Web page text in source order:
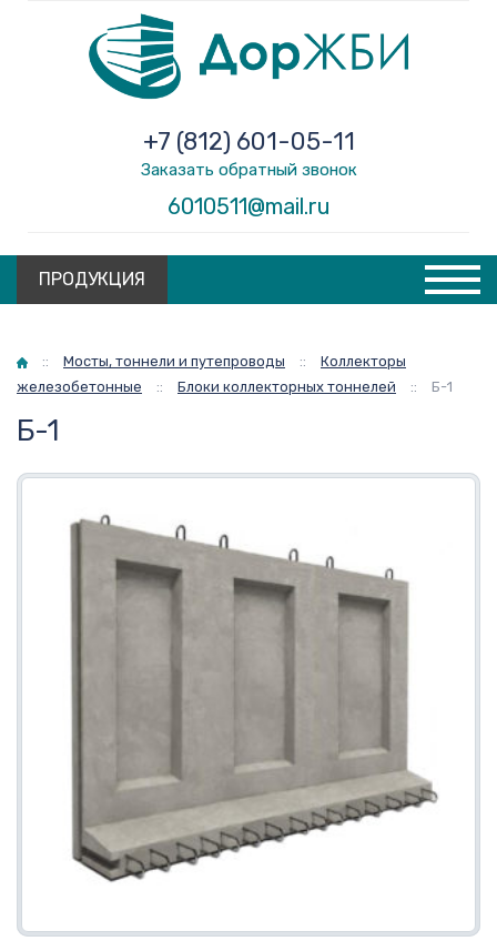
6010511@mail.ru
+7 (812) 601-05-11
Заказать обратный звонок
ПРОДУКЦИЯ
Главная
:: Мосты, тоннели и путепроводы ::
Коллекторы
железобетонные
:: Блоки коллекторных тоннелей :: Б-1
Б-1